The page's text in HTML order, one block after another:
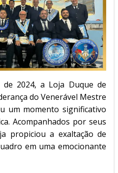
2024, a Loja Duque de
do Venerável Mestre
um momento significativo
Acompanhados por seus
propiciou a exaltação de
em uma emocionante